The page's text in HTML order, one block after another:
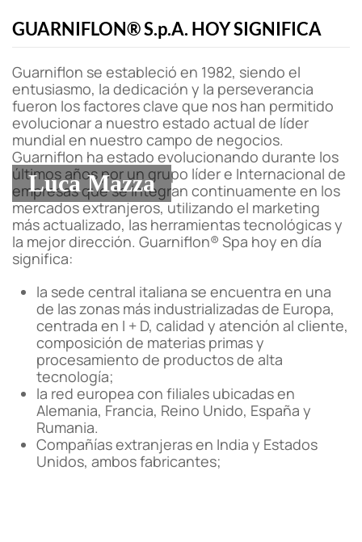
Luca Mazza
GUARNIFLON® S.p.A. HOY SIGNIFICA
Guarniflon se estableció en 1982, siendo el
entusiasmo, la dedicación y la perseverancia
fueron los factores clave que nos han permitido
evolucionar a nuestro estado actual de líder
mundial en nuestro campo de negocios.
Guarniflon ha estado evolucionando durante los
últimos años por un grupo líder e Internacional de
empresas que se integran continuamente en los
mercados extranjeros, utilizando el marketing
más actualizado, las herramientas tecnológicas y
la mejor dirección. Guarniflon® Spa hoy en día
significa:
la sede central italiana se encuentra en una
de las zonas más industrializadas de Europa,
centrada en I + D, calidad y atención al cliente,
composición de materias primas y
procesamiento de productos de alta
tecnología;
la red europea con filiales ubicadas en
Alemania, Francia, Reino Unido, España y
Rumania.
Compañías extranjeras en India y Estados
Unidos, ambos fabricantes;